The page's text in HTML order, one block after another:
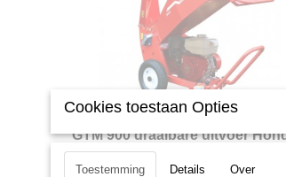
GTM 900 draaibare uitvoer
GTM 900 versnipperaar
Cookies toestaan Opties
Toestemming Details Over